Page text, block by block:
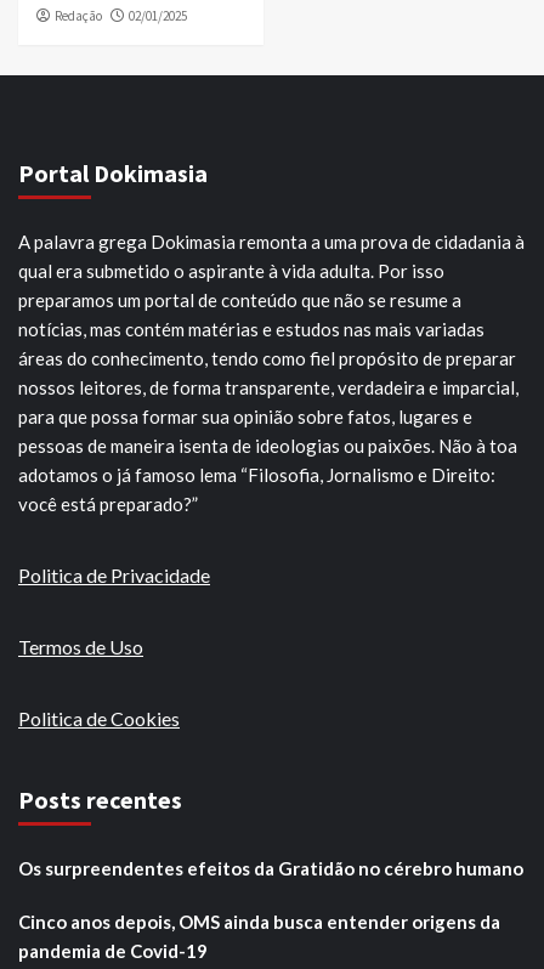
Redação 02/01/2025
Portal Dokimasia
A palavra grega Dokimasia remonta a uma prova de cidadania à
qual era submetido o aspirante à vida adulta. Por isso
preparamos um portal de conteúdo que não se resume a
notícias, mas contém matérias e estudos nas mais variadas
áreas do conhecimento, tendo como fiel propósito de preparar
nossos leitores, de forma transparente, verdadeira e imparcial,
para que possa formar sua opinião sobre fatos, lugares e
pessoas de maneira isenta de ideologias ou paixões. Não à toa
adotamos o já famoso lema “Filosofia, Jornalismo e Direito:
você está preparado?”
Politica de Privacidade
Termos de Uso
Politica de Cookies
Posts recentes
Os surpreendentes efeitos da Gratidão no cérebro humano
Cinco anos depois, OMS ainda busca entender origens da
pandemia de Covid-19